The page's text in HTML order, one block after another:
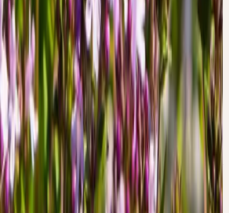
la région méditerranéenne occidentale et
le monde entier. Il préfère les sols secs,
bien drainés. Comme plante cultivée, il est
dans les zones au climat doux, il hiverne en
de cultures biologiques ou
en fleurs est récoltée au début de l'été —
thymol et carvacrol dans l'huile